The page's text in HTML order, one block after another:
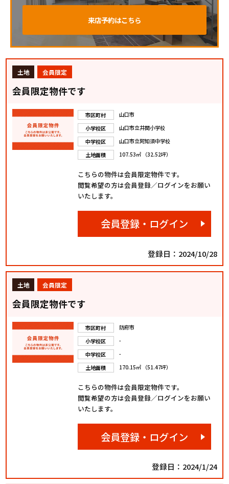
来店予約はこちら
土地 会員限定
会員限定物件です
市区町村
山口市
小学校区
山口市立井関小学校
中学校区
山口市立阿知須中学校
土地面積
107.53㎡ （32.52坪）
こちらの物件は会員限定物件です。
閲覧希望の方は会員登録／ログインをお願い
いたします。
会員登録・ログイン
登録日：2024/10/28
土地 会員限定
会員限定物件です
市区町村
防府市
小学校区
-
中学校区
-
土地面積
170.15㎡ （51.47坪）
こちらの物件は会員限定物件です。
閲覧希望の方は会員登録／ログインをお願い
いたします。
会員登録・ログイン
登録日：2024/1/24